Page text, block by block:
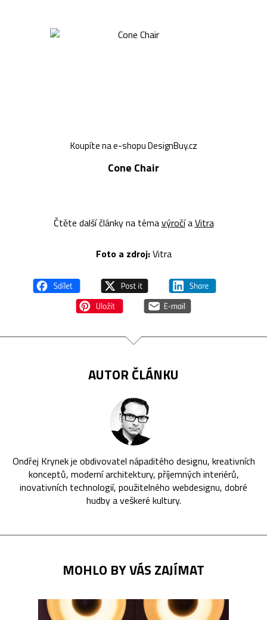
Koupíte na e-shopu DesignBuy.cz
Cone Chair
Čtěte další články na témavýročíaVitra
Foto a zdroj:Vitra
AUTOR ČLÁNKU
Ondřej Krynek je obdivovatel nápaditého designu, kreativních
konceptů, moderní architektury, příjemných interiérů,
inovativních technologií, použitelného webdesignu, dobré
hudby a veškeré kultury.
MOHLO BY VÁS ZAJÍMAT